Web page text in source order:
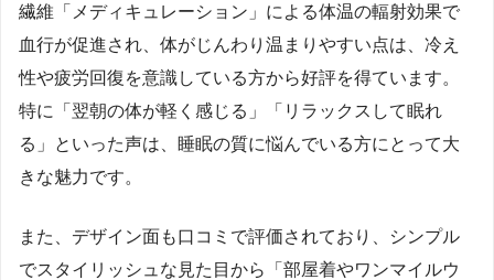
繊維「メディキュレーション」による体温の輻射効果で
血行が促進され、体がじんわり温まりやすい点は、冷え
性や疲労回復を意識している方から好評を得ています。
特に「翌朝の体が軽く感じる」「リラックスして眠れ
る」といった声は、睡眠の質に悩んでいる方にとって大
きな魅力です。
また、デザイン面も口コミで評価されており、シンプル
でスタイリッシュな見た目から「部屋着やワンマイルウ